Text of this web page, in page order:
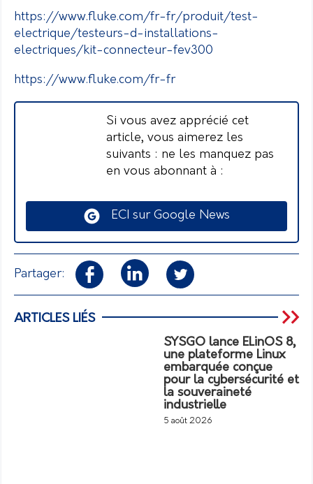
https://www.fluke.com/fr-fr/produit/test-
electrique/testeurs-d-installations-
electriques/kit-connecteur-fev300
https://www.fluke.com/fr-fr
Si vous avez apprécié cet
article, vous aimerez les
suivants : ne les manquez pas
en vous abonnant à :
ECI sur Google News
Partager:
ARTICLES LIÉS
SYSGO lance ELinOS 8,
une plateforme Linux
embarquée conçue
pour la cybersécurité et
la souveraineté
industrielle
5 août 2026